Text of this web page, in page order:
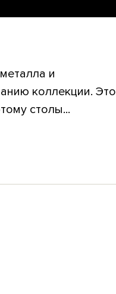
и
коллекции. Это
столы...